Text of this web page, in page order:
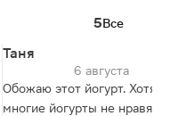
5Все
Таня
6 августа
Обожаю этот йогурт. Хотя
многие йогурты не